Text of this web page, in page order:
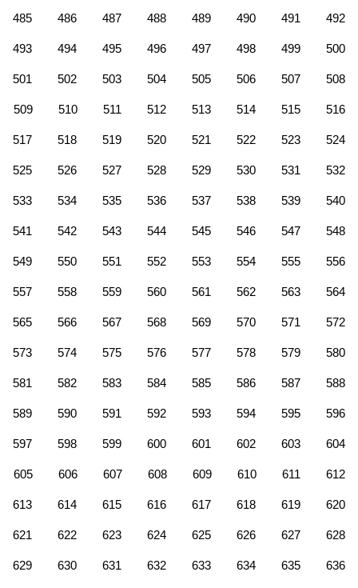
485 486 487 488 489 490 491 492
493 494 495 496 497 498 499 500
501 502 503 504 505 506 507 508
509 510 511 512 513 514 515 516
517 518 519 520 521 522 523 524
525 526 527 528 529 530 531 532
533 534 535 536 537 538 539 540
541 542 543 544 545 546 547 548
549 550 551 552 553 554 555 556
557 558 559 560 561 562 563 564
565 566 567 568 569 570 571 572
573 574 575 576 577 578 579 580
581 582 583 584 585 586 587 588
589 590 591 592 593 594 595 596
597 598 599 600 601 602 603 604
605 606 607 608 609 610 611 612
613 614 615 616 617 618 619 620
621 622 623 624 625 626 627 628
629 630 631 632 633 634 635 636